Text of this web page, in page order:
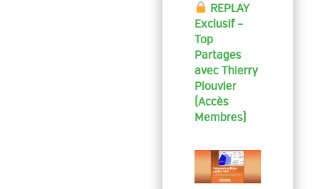
REPLAY
Exclusif –
Top
Partages
avec Thierry
Plouvier
(Accès
Membres)